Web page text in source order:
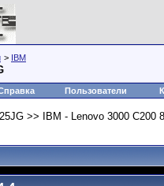
> IBM
Пользователи
>> IBM - Lenovo 3000 C200